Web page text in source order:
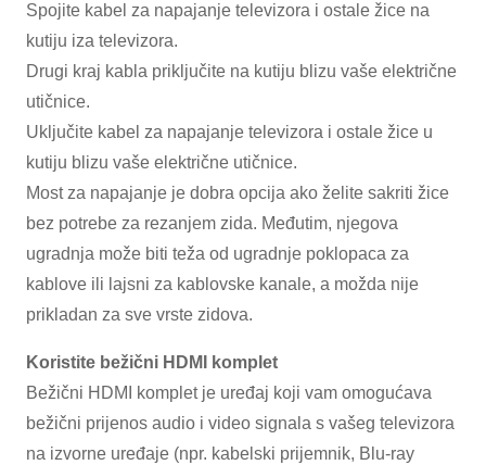
Spojite kabel za napajanje televizora i ostale žice na
kutiju iza televizora.
Drugi kraj kabla priključite na kutiju blizu vaše električne
utičnice.
Uključite kabel za napajanje televizora i ostale žice u
kutiju blizu vaše električne utičnice.
Most za napajanje je dobra opcija ako želite sakriti žice
bez potrebe za rezanjem zida. Međutim, njegova
ugradnja može biti teža od ugradnje poklopaca za
kablove ili lajsni za kablovske kanale, a možda nije
prikladan za sve vrste zidova.
Koristite bežični HDMI komplet
Bežični HDMI komplet je uređaj koji vam omogućava
bežični prijenos audio i video signala s vašeg televizora
na izvorne uređaje (npr. kabelski prijemnik, Blu-ray